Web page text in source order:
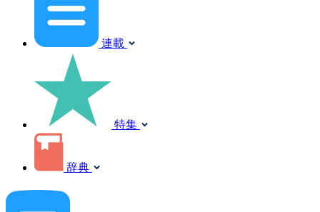
連載
特集
辞典